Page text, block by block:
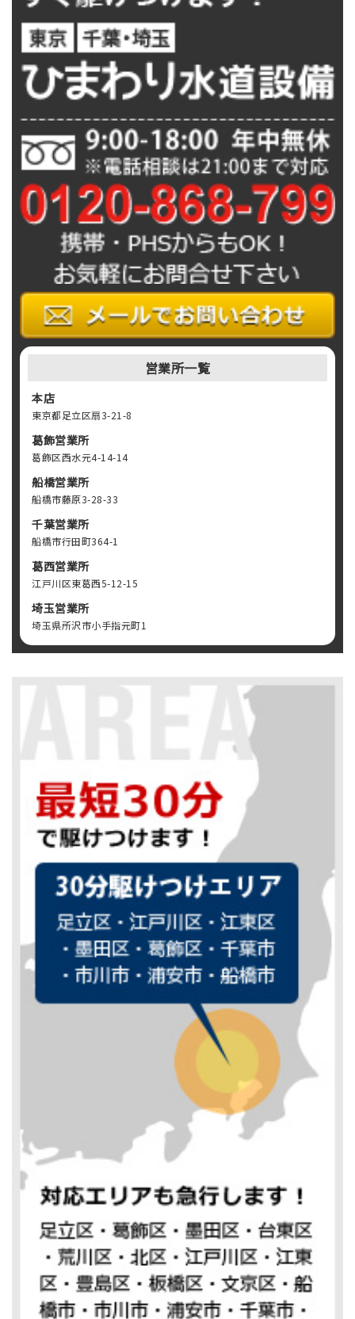
営業所一覧
本店
東京都足立区扇3-21-8
葛飾営業所
葛飾区西水元4-14-14
船橋営業所
船橋市藤原3-28-33
千葉営業所
船橋市行田町364-1
葛西営業所
江戸川区東葛西5-12-15
埼玉営業所
埼玉県所沢市小手指元町1